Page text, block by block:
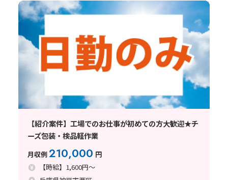
【紹介案件】工場でのお仕事が初めての方大歓迎★チ
ーズ包装・検品軽作業
月収例210,000 円
【時給】1,600円～